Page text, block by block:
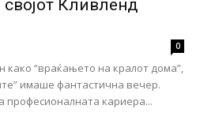
Кливленд
0
како “враќањето на кралот дома”,
имаше фантастична вечер.
професионалната кариера...